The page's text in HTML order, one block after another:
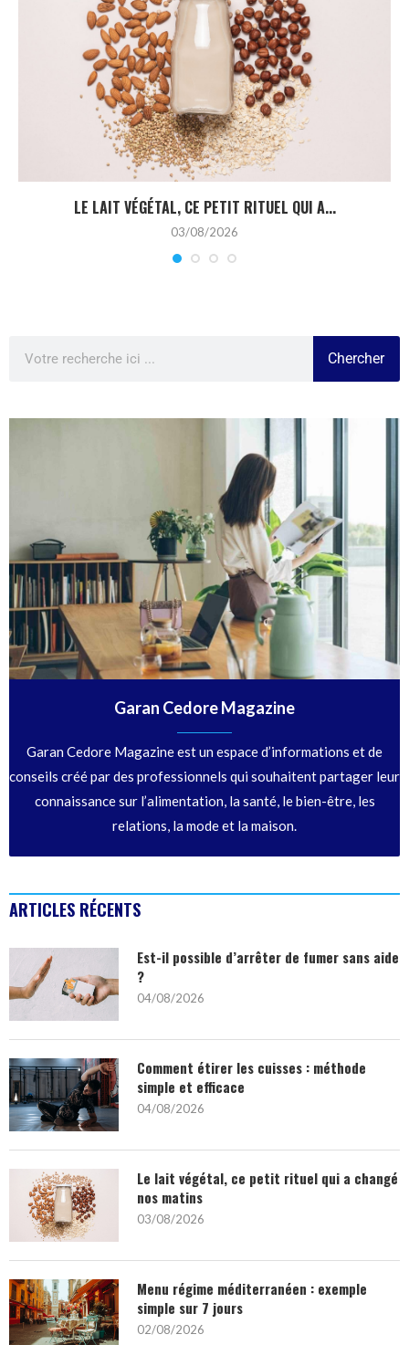
LE LAIT VÉGÉTAL, CE PETIT RITUEL QUI A...
03/08/2026
Chercher
Garan Cedore Magazine
Garan Cedore Magazine est un espace d’informations et de
conseils créé par des professionnels qui souhaitent partager leur
connaissance sur l’alimentation, la santé, le bien-être, les
relations, la mode et la maison.
ARTICLES RÉCENTS
Est-il possible d’arrêter de fumer sans aide
?
04/08/2026
Comment étirer les cuisses : méthode
simple et efficace
04/08/2026
Le lait végétal, ce petit rituel qui a changé
nos matins
03/08/2026
Menu régime méditerranéen : exemple
simple sur 7 jours
02/08/2026